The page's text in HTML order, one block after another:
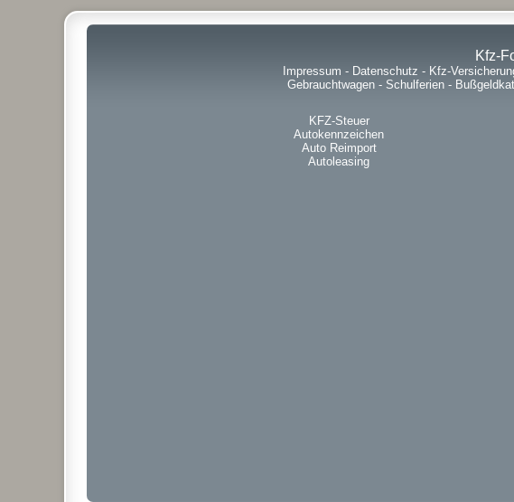
Kfz-
Impressum - Datenschutz - Kfz-
Gebrauchtwagen - Schulferien -
KFZ-Steuer
Autokennzeichen
Auto Reimport
Autoleasing